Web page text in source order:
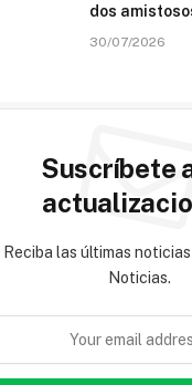
dos
30/07/2026
Suscríbete
Reciba las últimas
Noticias.